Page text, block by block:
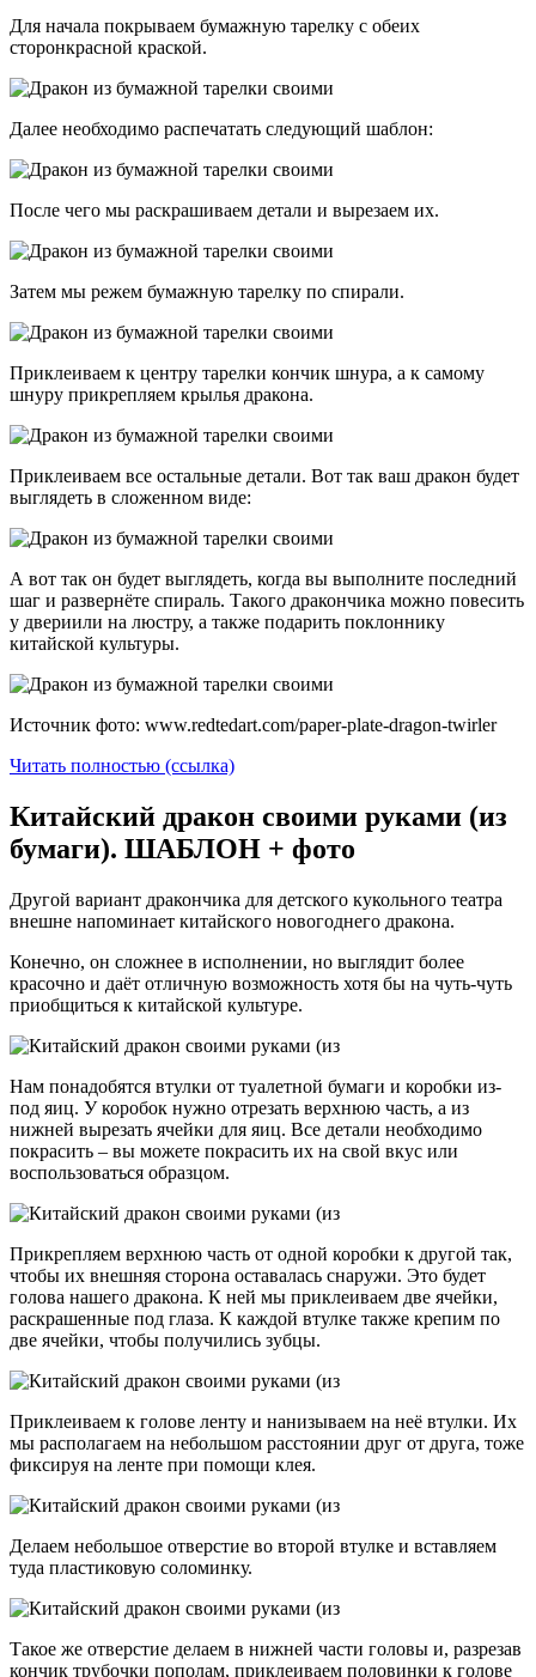
Для начала покрываем бумажную тарелку с обеих
сторонкрасной краской.
Далее необходимо распечатать следующий шаблон:
После чего мы раскрашиваем детали и вырезаем их.
Затем мы режем бумажную тарелку по спирали.
Приклеиваем к центру тарелки кончик шнура, а к самому
шнуру прикрепляем крылья дракона.
Приклеиваем все остальные детали. Вот так ваш дракон будет
выглядеть в сложенном виде:
А вот так он будет выглядеть, когда вы выполните последний
шаг и развернёте спираль. Такого дракончика можно повесить
у двериили на люстру, а также подарить поклоннику
китайской культуры.
Источник фото: www.redtedart.com/paper-plate-dragon-twirler
Читать полностью (ссылка)
Китайский дракон своими руками (из
бумаги). ШАБЛОН + фото
Другой вариант дракончика для детского кукольного театра
внешне напоминает китайского новогоднего дракона.
Конечно, он сложнее в исполнении, но выглядит более
красочно и даёт отличную возможность хотя бы на чуть-чуть
приобщиться к китайской культуре.
Нам понадобятся втулки от туалетной бумаги и коробки из-
под яиц. У коробок нужно отрезать верхнюю часть, а из
нижней вырезать ячейки для яиц. Все детали необходимо
покрасить – вы можете покрасить их на свой вкус или
воспользоваться образцом.
Прикрепляем верхнюю часть от одной коробки к другой так,
чтобы их внешняя сторона оставалась снаружи. Это будет
голова нашего дракона. К ней мы приклеиваем две ячейки,
раскрашенные под глаза. К каждой втулке также крепим по
две ячейки, чтобы получились зубцы.
Приклеиваем к голове ленту и нанизываем на неё втулки. Их
мы располагаем на небольшом расстоянии друг от друга, тоже
фиксируя на ленте при помощи клея.
Делаем небольшое отверстие во второй втулке и вставляем
туда пластиковую соломинку.
Такое же отверстие делаем в нижней части головы и, разрезав
кончик трубочки пополам, приклеиваем половинки к голове